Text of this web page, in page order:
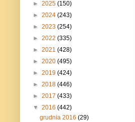
► 2025 (150)
► 2024 (243)
► 2023 (254)
► 2022 (335)
► 2021 (428)
► 2020 (495)
► 2019 (424)
► 2018 (446)
► 2017 (433)
▼ 2016 (442)
grudnia 2016(29)